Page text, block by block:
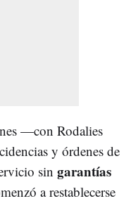
—con Rodalies
y órdenes de
sin garantías
a restablecerse